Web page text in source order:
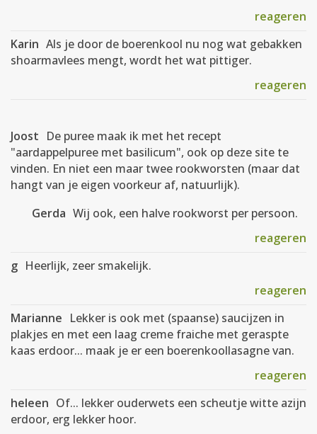
reageren
Karin Als je door de boerenkool nu nog wat gebakken
shoarmavlees mengt, wordt het wat pittiger.
reageren
Joost De puree maak ik met het recept
"aardappelpuree met basilicum", ook op deze site te
vinden. En niet een maar twee rookworsten (maar dat
hangt van je eigen voorkeur af, natuurlijk).
Gerda Wij ook, een halve rookworst per persoon.
reageren
g Heerlijk, zeer smakelijk.
reageren
Marianne Lekker is ook met (spaanse) saucijzen in
plakjes en met een laag creme fraiche met geraspte
kaas erdoor... maak je er een boerenkoollasagne van.
reageren
heleen Of... lekker ouderwets een scheutje witte azijn
erdoor, erg lekker hoor.